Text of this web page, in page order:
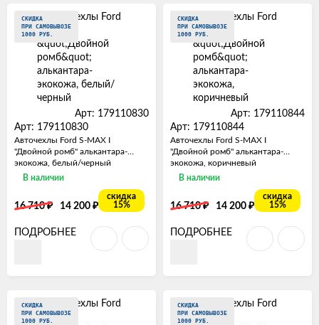
СКИДКА
ПРИ САМОВЫВОЗЕ
1000 РУБ.
Арт: 179110830
Арт: 179110830
Авточехлы Ford S-MAX I
"Двойной ромб" алькантара-
экокожа, белый/черный
В наличии
16 710₽ 14 200 ₽
скидка
15%
ПОДРОБНЕЕ
СКИДКА
ПРИ САМОВЫВОЗЕ
1000 РУБ.
Арт: 179110844
Арт: 179110844
Авточехлы Ford S-MAX I
"Двойной ромб" алькантара-
экокожа, коричневый
В наличии
16 710₽ 14 200 ₽
скидка
15%
ПОДРОБНЕЕ
СКИДКА
ПРИ САМОВЫВОЗЕ
1000 РУБ.
СКИДКА
ПРИ САМОВЫВОЗЕ
1000 РУБ.